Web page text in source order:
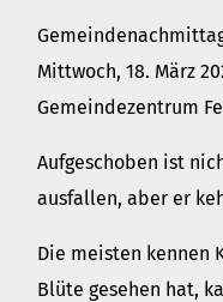
Mittwoch, 18. März
Gemeindezentrum
Aufgeschoben ist
ausfallen, aber er
Die meisten kennen
Blüte gesehen hat,